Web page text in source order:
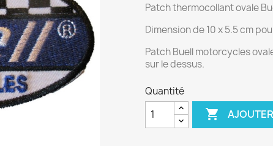
Patch thermocollant ovale
Dimension de 10 x 5.5 cm
Patch Buell motorcycles
sur le dessus.
Quantité
